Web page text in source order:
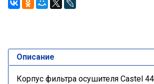
Описание
Корпус фильтра осушителя Castel